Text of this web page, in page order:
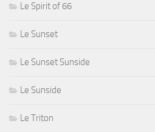
Le Spirit of 66
Le Sunset
Le Sunset Sunside
Le Sunside
Le Triton